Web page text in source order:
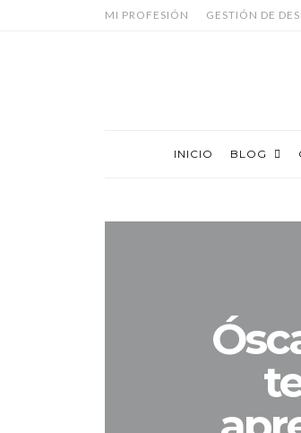
MI PROFESIÓN GESTIÓN DE
INICIO BLOG